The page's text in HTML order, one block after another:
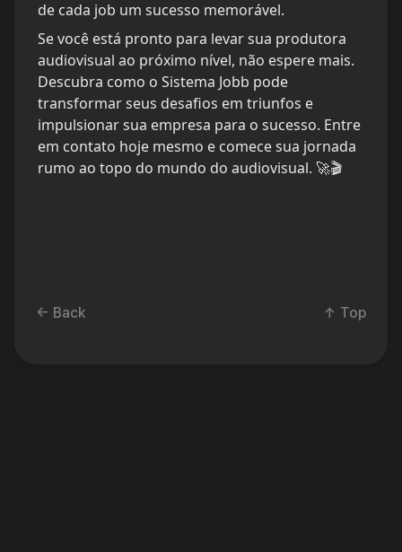
Se você está pronto para levar sua produtora
audiovisual ao próximo nível, não espere mais.
Descubra como o Sistema Jobb pode
transformar seus desafios em triunfos e
impulsionar sua empresa para o sucesso. Entre
em contato hoje mesmo e comece sua jornada
rumo ao topo do mundo do audiovisual. 🚀🎬
← Back ↑ Top